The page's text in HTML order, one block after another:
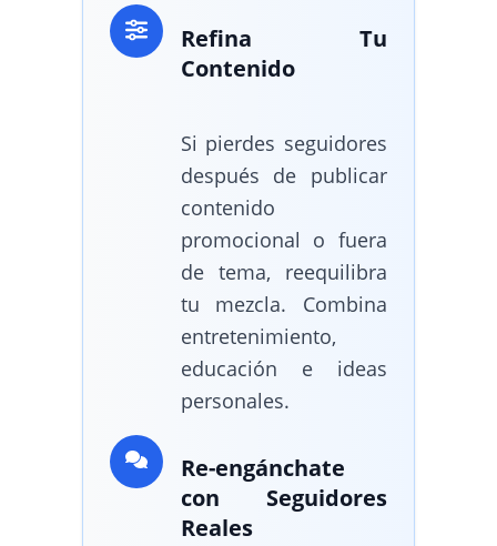
Refina Tu
Contenido
Si pierdes seguidores
después de publicar
contenido
promocional o fuera
de tema, reequilibra
tu mezcla. Combina
entretenimiento,
educación e ideas
personales.
Re-engánchate
con Seguidores
Reales